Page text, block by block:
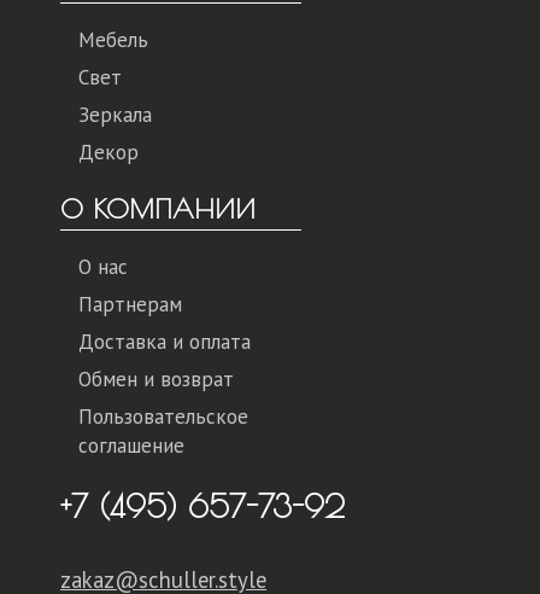
Мебель
Свет
Зеркала
Декор
О КОМПАНИИ
О нас
Партнерам
Доставка и оплата
Обмен и возврат
Пользовательское
соглашение
+7 (495) 657-73-92
zakaz@schuller.style